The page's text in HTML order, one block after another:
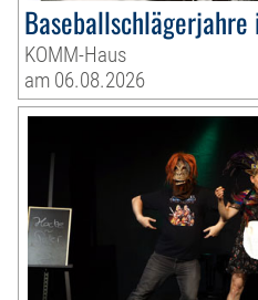
Baseballschlägerjahre
KOMM-Haus
am 06.08.2026